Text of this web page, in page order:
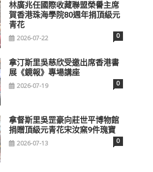
林廣兆任國際收藏聯盟榮譽主席
賀香港珠海學院80週年捐頂級元
青花
2026-07-22 0
拿汀斯里吳慈欣受邀出席香港書
展《鏡報》專場講座
2026-07-19 0
拿督斯里吳罡豪向莊世平博物館
捐贈頂級元青花宋汝窯9件瑰寶
2026-07-13 0